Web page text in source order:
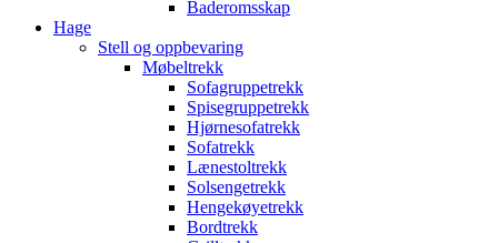
Baderomsskap
Hage
Stell og oppbevaring
Møbeltrekk
Sofagruppetrekk
Spisegruppetrekk
Hjørnesofatrekk
Sofatrekk
Lænestoltrekk
Solsengetrekk
Hengekøyetrekk
Bordtrekk